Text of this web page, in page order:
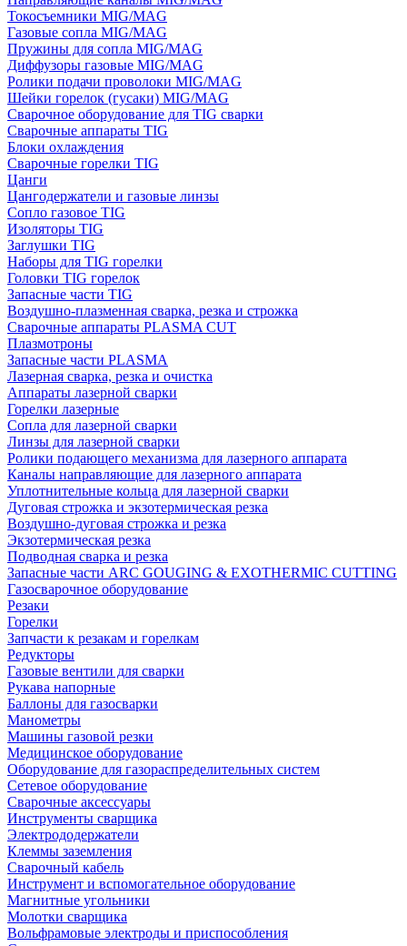
Токосъемники MIG/MAG
Газовые сопла MIG/MAG
Пружины для сопла MIG/MAG
Диффузоры газовые MIG/MAG
Ролики подачи проволоки MIG/MAG
Шейки горелок (гусаки) MIG/MAG
Сварочное оборудование для TIG сварки
Сварочные аппараты TIG
Блоки охлаждения
Сварочные горелки TIG
Цанги
Цангодержатели и газовые линзы
Сопло газовое TIG
Изоляторы TIG
Заглушки TIG
Наборы для TIG горелки
Головки TIG горелок
Запасные части TIG
Воздушно-плазменная сварка, резка и строжка
Сварочные аппараты PLASMA CUT
Плазмотроны
Запасные части PLASMA
Лазерная сварка, резка и очистка
Аппараты лазерной сварки
Горелки лазерные
Сопла для лазерной сварки
Линзы для лазерной сварки
Ролики подающего механизма для лазерного аппарата
Каналы направляющие для лазерного аппарата
Уплотнительные кольца для лазерной сварки
Дуговая строжка и экзотермическая резка
Воздушно-дуговая строжка и резка
Экзотермическая резка
Подводная сварка и резка
Запасные части ARC GOUGING & EXOTHERMIC CUTTING
Газосварочное оборудование
Резаки
Горелки
Запчасти к резакам и горелкам
Редукторы
Газовые вентили для сварки
Рукава напорные
Баллоны для газосварки
Манометры
Машины газовой резки
Медицинское оборудование
Оборудование для газораспределительных систем
Сетевое оборудование
Сварочные аксессуары
Инструменты сварщика
Электрододержатели
Клеммы заземления
Сварочный кабель
Инструмент и вспомогательное оборудование
Магнитные угольники
Молотки сварщика
Вольфрамовые электроды и приспособления